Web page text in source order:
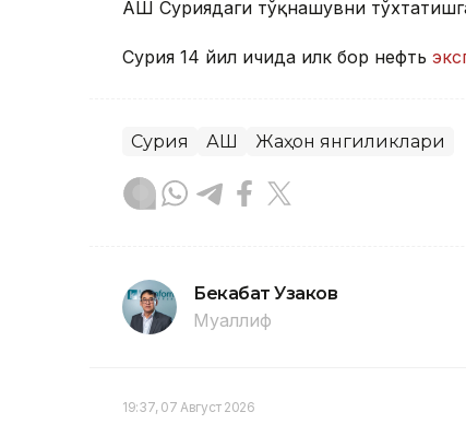
АҚШ Суриядаги тўқнашувни
Сурия 14 йил ичида илк бор нефть
Сурия АҚШ Жаҳон янгиликлари
Бекабат Узаков
Муаллиф
19:37, 07 Август 2026